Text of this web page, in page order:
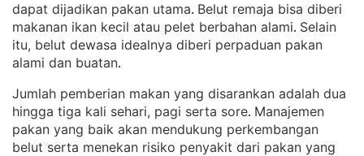
dapat dijadikan pakan utama. Belut remaja bisa diberi
makanan ikan kecil atau pelet berbahan alami. Selain
itu, belut dewasa idealnya diberi perpaduan pakan
alami dan buatan.
Jumlah pemberian makan yang disarankan adalah dua
hingga tiga kali sehari, pagi serta sore. Manajemen
pakan yang baik akan mendukung perkembangan
belut serta menekan risiko penyakit dari pakan yang